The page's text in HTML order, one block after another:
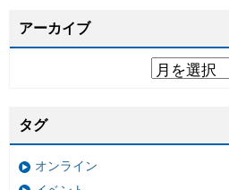
アーカイブ
タグ
オンライン